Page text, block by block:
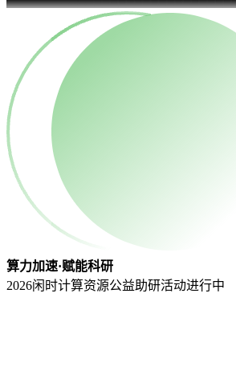
算力加速·赋能科研
2026闲时计算资源公益助研活动进行中